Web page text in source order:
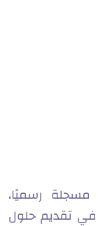
رسميًا،
تقديم حلول